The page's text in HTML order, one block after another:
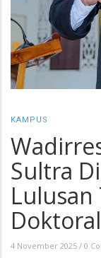
KAMPUS
Sultra
4 November 2025 / 0